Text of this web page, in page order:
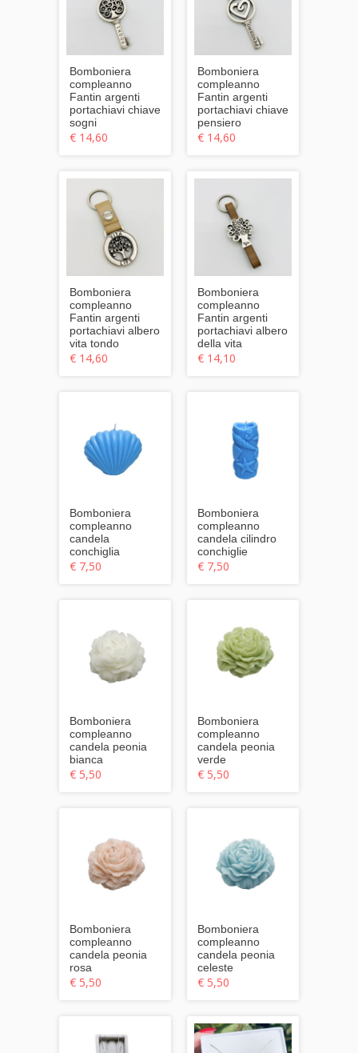
Bomboniera
compleanno
Fantin argenti
portachiavi chiave
sogni
€ 14,60
Bomboniera
compleanno
Fantin argenti
portachiavi chiave
pensiero
€ 14,60
Bomboniera
compleanno
Fantin argenti
portachiavi albero
vita tondo
€ 14,60
Bomboniera
compleanno
Fantin argenti
portachiavi albero
della vita
€ 14,10
Bomboniera
compleanno
candela
conchiglia
€ 7,50
Bomboniera
compleanno
candela cilindro
conchiglie
€ 7,50
Bomboniera
compleanno
candela peonia
bianca
€ 5,50
Bomboniera
compleanno
candela peonia
verde
€ 5,50
Bomboniera
compleanno
candela peonia
rosa
€ 5,50
Bomboniera
compleanno
candela peonia
celeste
€ 5,50